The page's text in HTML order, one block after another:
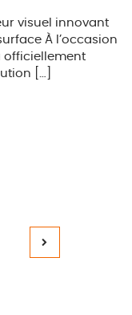
visuel innovant
À l’occasion
officiellement
[…]